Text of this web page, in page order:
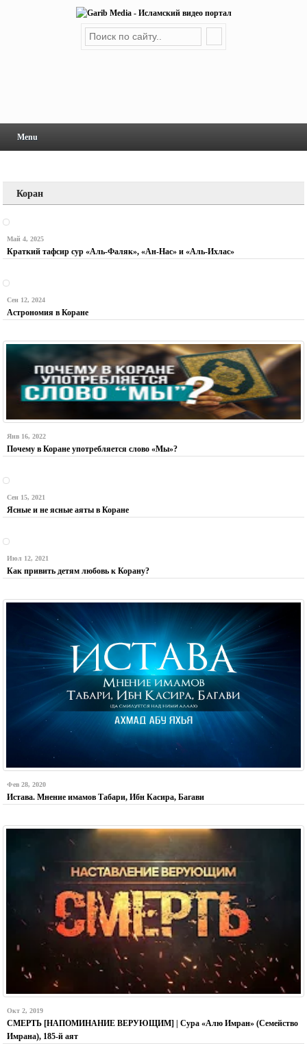
Menu
Коран
Май 4, 2025
Краткий тафсир сур «Аль-Фаляк», «Ан-Нас» и «Аль-Ихлас»
Сен 12, 2024
Астрономия в Коране
Янв 16, 2022
Почему в Коране употребляется слово «Мы»?
Сен 15, 2021
Ясные и не ясные аяты в Коране
Июл 12, 2021
Как привить детям любовь к Корану?
Фев 28, 2020
Истава. Мнение имамов Табари, Ибн Касира, Багави
Окт 2, 2019
СМЕРТЬ [НАПОМИНАНИЕ ВЕРУЮЩИМ] | Сура «Алю Имран» (Семейство
Имрана), 185-й аят